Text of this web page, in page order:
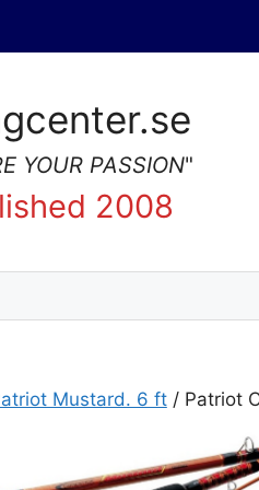
YOUR PASSION"
2008
Mustard. 6 ft/ Patriot